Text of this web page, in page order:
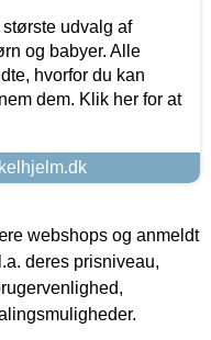
udvalg af
og babyer. Alle
hvorfor du kan
dem. Klik her for at
webshops og anmeldt
deres prisniveau,